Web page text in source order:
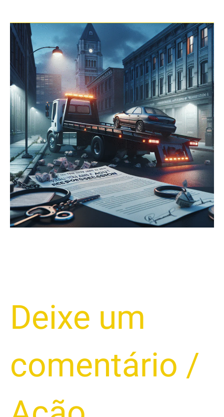
Deixe um
comentário /
O
Que
Você
Precisa
Saber
Sobre
Ação
Revisional
e
Apreensão
de
Veículos
2025